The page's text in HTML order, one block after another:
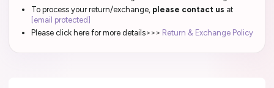
To process your return/exchange, please contact us at
[email protected]
Please click here for more details>>> Return & Exchange Policy